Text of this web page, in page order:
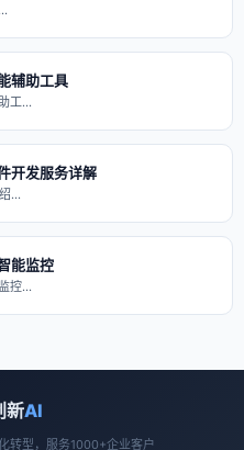
辅助工具
工…
开发服务详解
…
能监控
控…
新AI
转型，服务1000+企业客户